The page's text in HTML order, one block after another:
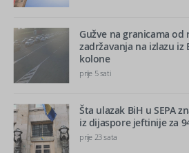
Gužve na granicama od
zadržavanja na izlazu iz
kolone
prije 5 sati
Šta ulazak BiH u SEPA
iz dijaspore jeftinije za
prije 23 sata